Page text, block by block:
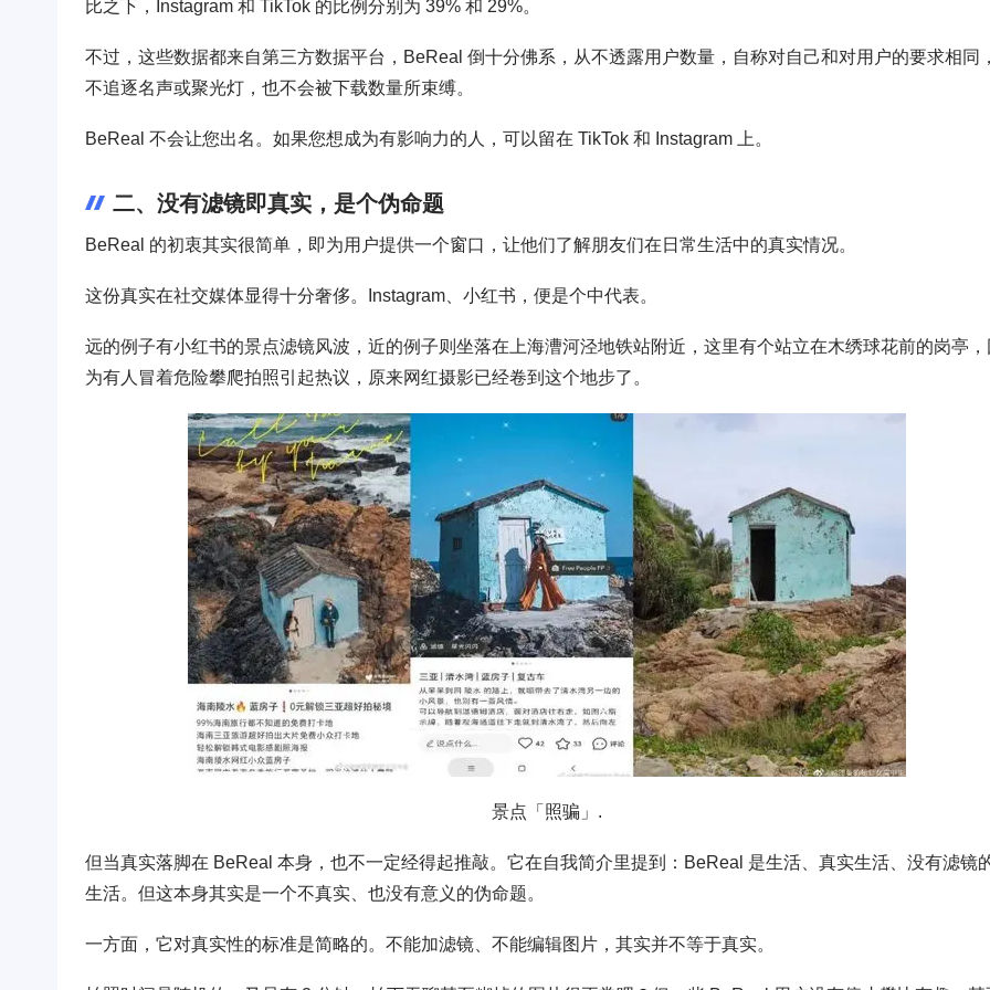
比之下，Instagram 和 TikTok 的比例分别为 39% 和 29%。
不过，这些数据都来自第三方数据平台，BeReal 倒十分佛系，从不透露用户数量，自称对自己和对用户的要求相同
不追逐名声或聚光灯，也不会被下载数量所束缚。
BeReal 不会让您出名。如果您想成为有影响力的人，可以留在 TikTok 和 Instagram 上。
二、没有滤镜即真实，是个伪命题
BeReal 的初衷其实很简单，即为用户提供一个窗口，让他们了解朋友们在日常生活中的真实情况。
这份真实在社交媒体显得十分奢侈。Instagram、小红书，便是个中代表。
远的例子有小红书的景点滤镜风波，近的例子则坐落在上海漕河泾地铁站附近，这里有个站立在木绣球花前的岗亭，
为有人冒着危险攀爬拍照引起热议，原来网红摄影已经卷到这个地步了。
景点「照骗」.
但当真实落脚在 BeReal 本身，也不一定经得起推敲。它在自我简介里提到：BeReal 是生活、真实生活、没有滤镜
生活。但这本身其实是一个不真实、也没有意义的伪命题。
一方面，它对真实性的标准是简略的。不能加滤镜、不能编辑图片，其实并不等于真实。